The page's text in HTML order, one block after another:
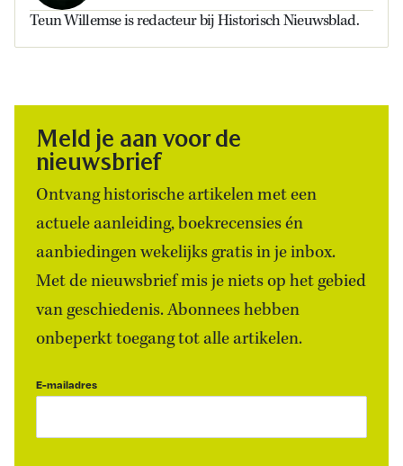
Teun Willemse is redacteur bij Historisch Nieuwsblad.
Meld je aan voor de
nieuwsbrief
Ontvang historische artikelen met een
actuele aanleiding, boekrecensies én
aanbiedingen wekelijks gratis in je inbox.
Met de nieuwsbrief mis je niets op het gebied
van geschiedenis. Abonnees hebben
onbeperkt toegang tot alle artikelen.
E-mailadres